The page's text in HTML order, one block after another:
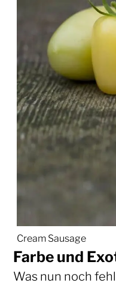
Cream Sausage
Farbe und
Was nun noch